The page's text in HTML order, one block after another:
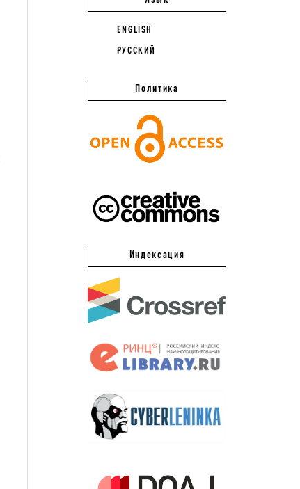
ENGLISH
РУССКИЙ
Политика
Индексация